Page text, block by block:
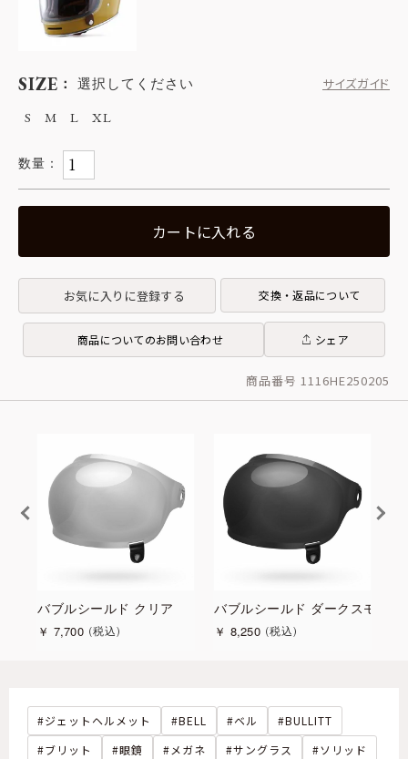
SIZE 選択してください
サイズガイド
S
M L XL
カートに入れる
お気に入りに登録する 交換・返品について
商品についてのお問い合わせ シェア
商品番号 1116HE250205
ドイリジウム
バブルシールド クリア
￥ 7,700 税込
バブルシールド ダークスモーク
￥ 8,250 税込
ジェットヘルメット BELL ベル
BULLITT
ブリット
眼鏡 メガネ サングラス
ソリッド